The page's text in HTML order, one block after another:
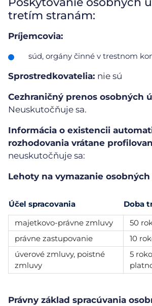
tretím stranám:
Príjemcovia:
súd, orgány činné v trestnom
Sprostredkovatelia: nie sú
Cezhraničný prenos osobných
Neuskutočňuje sa.
Informácia o existencii
rozhodovania vrátane
neuskutočňuje sa:
Lehoty na vymazanie
Účel spracovania
Doba
majetkovo-právne zmluvy
50
právne zastupovanie
10
úverové zmluvy, poistné
zmluvy
5
Právny základ spracúvania